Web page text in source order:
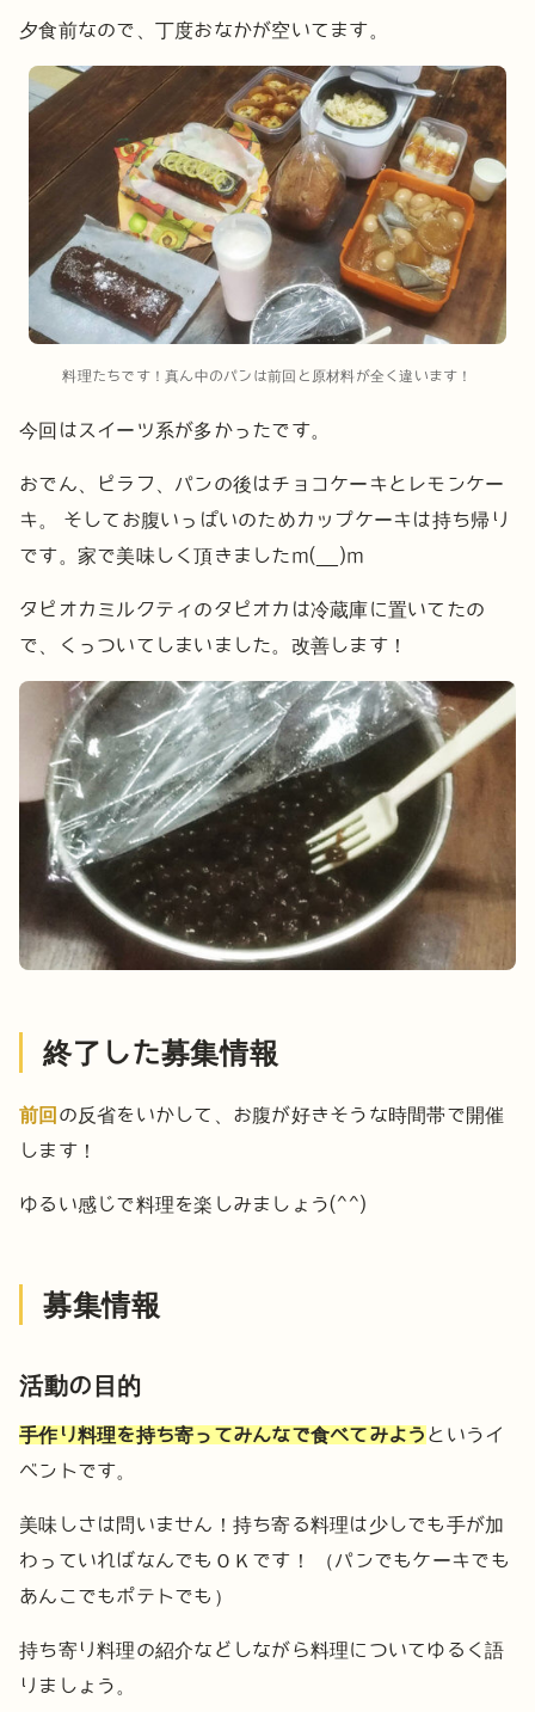
夕食前なので、丁度おなかが空いてます。
料理たちです！真ん中のパンは前回と原材料が全く違います！
今回はスイーツ系が多かったです。
おでん、ピラフ、パンの後はチョコケーキとレモンケー
キ。
そしてお腹いっぱいのためカップケーキは持ち帰り
です。家で美味しく頂きましたm(__)m
タピオカミルクティのタピオカは冷蔵庫に置いてたの
で、くっついてしまいました。改善します！
終了した募集情報
前回 の反省をいかして、お腹が好きそうな時間帯で開催
します！
ゆるい感じで料理を楽しみましょう(^^)
募集情報
活動の目的
手作り料理を持ち寄ってみんなで食べてみよう というイ
ベントです。
美味しさは問いません！持ち寄る料理は少しでも手が加
わっていればなんでもＯＫです！
（パンでもケーキでも
あんこでもポテトでも）
持ち寄り料理の紹介などしながら料理についてゆるく語
りましょう。